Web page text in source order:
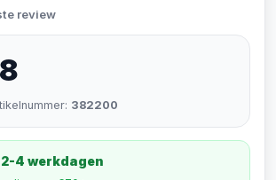
review
382200
4 werkdagen